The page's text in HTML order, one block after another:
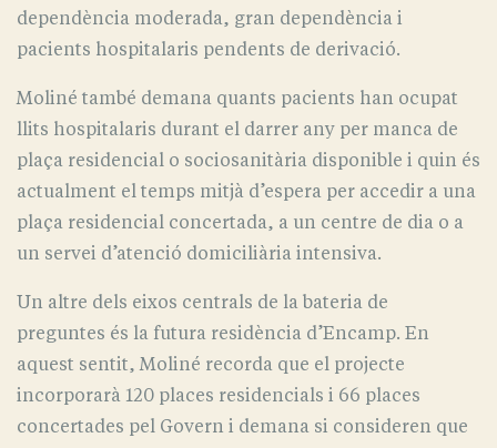
dependència moderada, gran dependència i
pacients hospitalaris pendents de derivació.
Moliné també demana quants pacients han ocupat
llits hospitalaris durant el darrer any per manca de
plaça residencial o sociosanitària disponible i quin és
actualment el temps mitjà d’espera per accedir a una
plaça residencial concertada, a un centre de dia o a
un servei d’atenció domiciliària intensiva.
Un altre dels eixos centrals de la bateria de
preguntes és la futura residència d’Encamp. En
aquest sentit, Moliné recorda que el projecte
incorporarà 120 places residencials i 66 places
concertades pel Govern i demana si consideren que